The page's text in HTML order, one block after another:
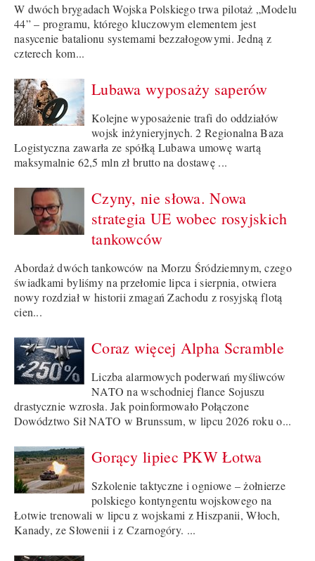
W dwóch brygadach Wojska Polskiego trwa pilotaż „Modelu
44” – programu, którego kluczowym elementem jest
nasycenie batalionu systemami bezzałogowymi. Jedną z
czterech kom...
Lubawa wyposaży saperów
Kolejne wyposażenie trafi do oddziałów
wojsk inżynieryjnych. 2 Regionalna Baza
Logistyczna zawarła ze spółką Lubawa umowę wartą
maksymalnie 62,5 mln zł brutto na dostawę ...
Czyny, nie słowa. Nowa
strategia UE wobec rosyjskich
tankowców
Abordaż dwóch tankowców na Morzu Śródziemnym, czego
świadkami byliśmy na przełomie lipca i sierpnia, otwiera
nowy rozdział w historii zmagań Zachodu z rosyjską flotą
cien...
Coraz więcej Alpha Scramble
Liczba alarmowych poderwań myśliwców
NATO na wschodniej flance Sojuszu
drastycznie wzrosła. Jak poinformowało Połączone
Dowództwo Sił NATO w Brunssum, w lipcu 2026 roku o...
Gorący lipiec PKW Łotwa
Szkolenie taktyczne i ogniowe – żołnierze
polskiego kontyngentu wojskowego na
Łotwie trenowali w lipcu z wojskami z Hiszpanii, Włoch,
Kanady, ze Słowenii i z Czarnogóry. ...